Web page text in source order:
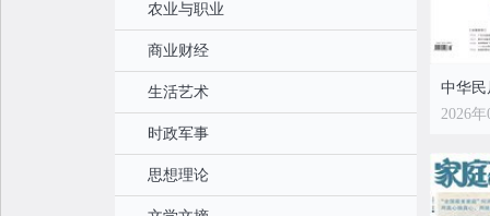
农业与职业
商业财经
生活艺术
时政军事
思想理论
中华民
2026年